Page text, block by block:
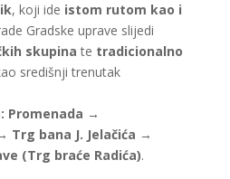
, koji ide istom rutom kao i
Gradske uprave slijedi
skupina te tradicionalno
središnji trenutak
Promenada →
Trg bana J. Jelačića →
(Trg braće Radića).